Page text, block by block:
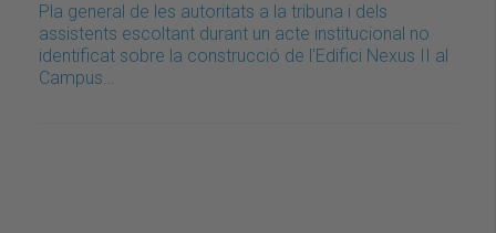
Pla general de les autoritats a la tribuna i dels
assistents escoltant durant un acte institucional no
identificat sobre la construcció de l'Edifici Nexus II al
Campus…